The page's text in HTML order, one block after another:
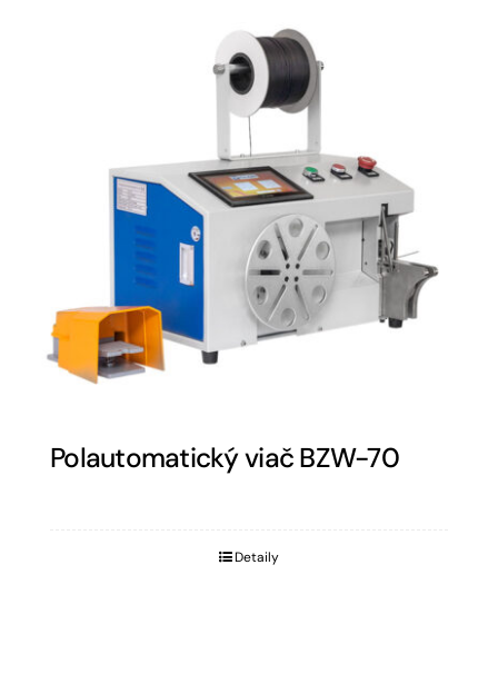
Polautomatický viač BZW-70
Detaily